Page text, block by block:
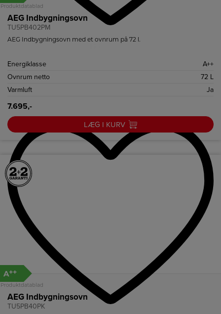
Produktdatablad
AEG Indbygningsovn
TU5PB402PM
AEG Indbygningsovn med et ovnrum på 72 l.
Energiklasse
A++
Ovnrum netto
72 L
Varmluft
Ja
7.695,-
LÆG I KURV
A++
Produktdatablad
AEG Indbygningsovn
TU5PB40PK